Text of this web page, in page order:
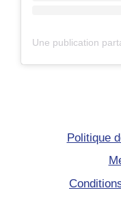
Politique